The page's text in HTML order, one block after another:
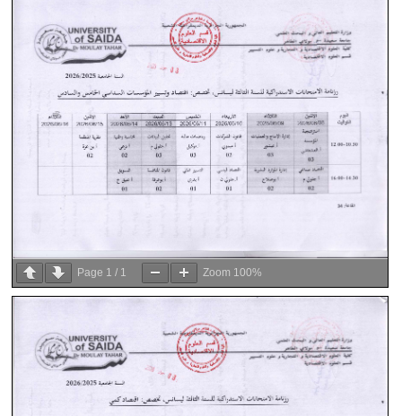
Page 1 / 1 Zoom 100%